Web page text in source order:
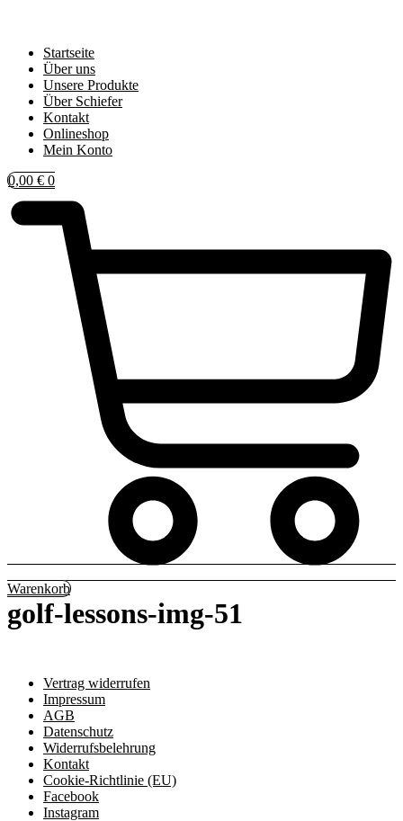
Startseite
Über uns
Unsere Produkte
Über Schiefer
Kontakt
Onlineshop
Mein Konto
0,00 € 0
Warenkorb
golf-lessons-img-51
Vertrag widerrufen
Impressum
AGB
Datenschutz
Widerrufsbelehrung
Kontakt
Cookie-Richtlinie (EU)
Facebook
Instagram